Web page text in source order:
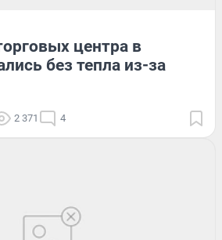
центра в
без тепла из-за
2 371 4